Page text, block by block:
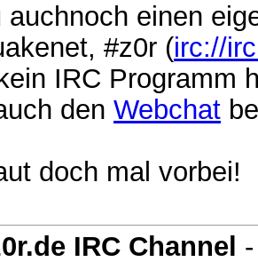
auchnoch einen
#z0r (irc://
IRC Programm
den Webchat
doch mal vorbei!
IRC Channel